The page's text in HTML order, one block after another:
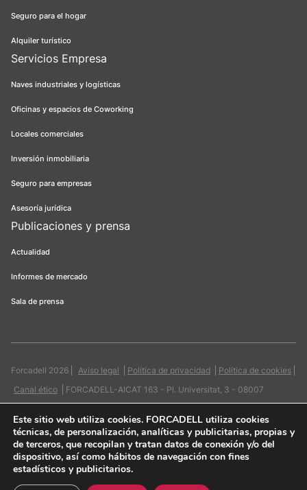
Seguro para el hogar
Alquiler turístico
Servicios Empresa
Naves industriales y logísticas
Oficinas y espacios de Coworking
Locales comerciales
Inversión inmobiliaria
Seguro para empresas
Asesoría jurídica
Publicaciones y prensa
Actualidad
Informes de mercado
Sala de prensa
Forcadell 2026 Aviso legal Política de privacidad
Política de cookies
Canal ético
FORCADELL-AICAT 163 - Pl. Universitat, 3 - 08007
Quiero contactar
Este sitio web utiliza cookies. FORCADELL utiliza cookies
técnicas, de personalización, analíticas y publicitarias, propias y
de terceros, que recopilan y tratan datos de conexión y/o del
dispositivo, así como hábitos de navegación con fines
estadísticos y publicitarios.